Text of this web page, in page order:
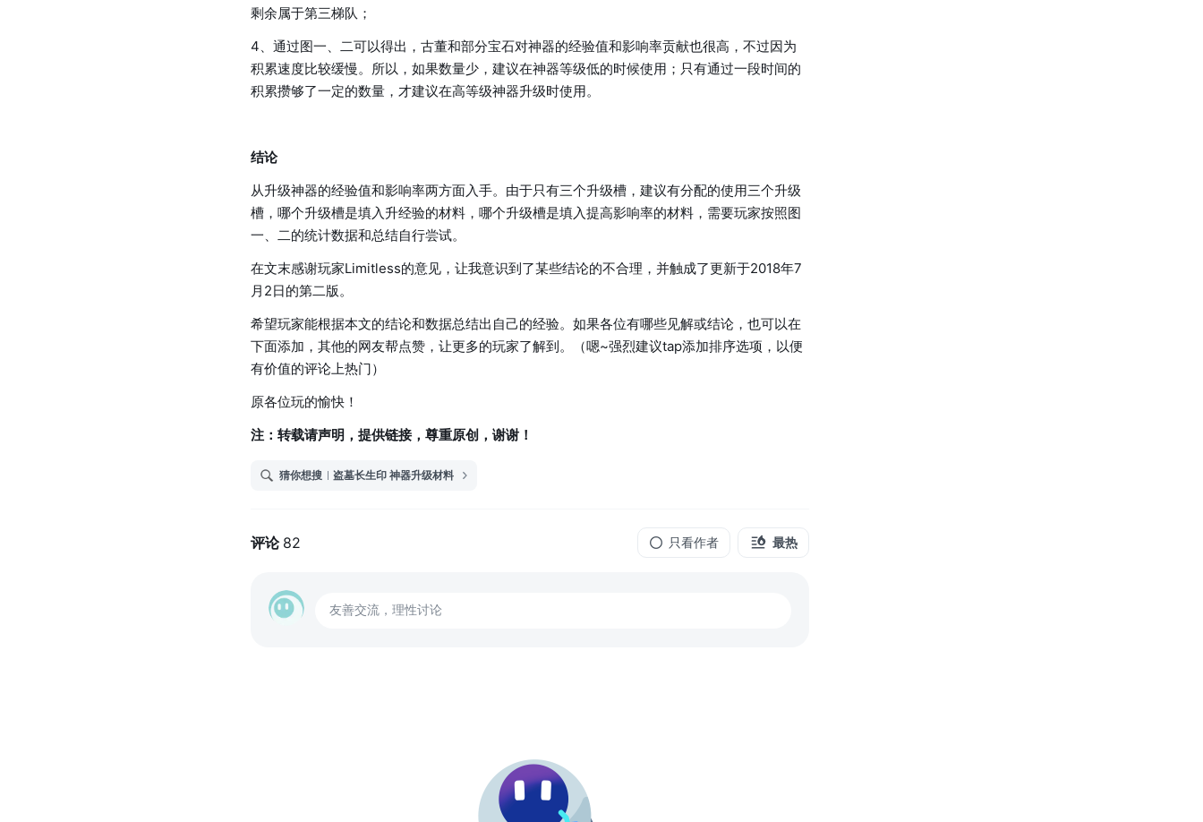
剩余属于第三梯队；
4、通过图一、二可以得出，古董和部分宝石对神器的经验值和影响率贡献也很高，不过因为
积累速度比较缓慢。所以，如果数量少，建议在神器等级低的时候使用；只有通过一段时间的
积累攒够了一定的数量，才建议在高等级神器升级时使用。
结论
从升级神器的经验值和影响率两方面入手。由于只有三个升级槽，建议有分配的使用三个升级
槽，哪个升级槽是填入升经验的材料，哪个升级槽是填入提高影响率的材料，需要玩家按照图
一、二的统计数据和总结自行尝试。
在文末感谢玩家Limitless的意见，让我意识到了某些结论的不合理，并触成了更新于2018年7
月2日的第二版。
希望玩家能根据本文的结论和数据总结出自己的经验。如果各位有哪些见解或结论，也可以在
下面添加，其他的网友帮点赞，让更多的玩家了解到。（嗯~强烈建议tap添加排序选项，以便
有价值的评论上热门）
原各位玩的愉快！
注：转载请声明，提供链接，尊重原创，谢谢！
猜你想搜 盗墓长生印 神器升级材料
评论 82 只看作者 最热
友善交流，理性讨论